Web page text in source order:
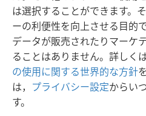
は選択することができます。
ーの利便性を向上させる目的
データが販売されたりマーケ
ることはありません。詳しくは
の使用に関する世界的な方針
は， プライバシー設定からい
す。
日本語 シ
Copyright© 2026 Watch Tower Bible
利用規約
プライバシーに関する方針
ログ